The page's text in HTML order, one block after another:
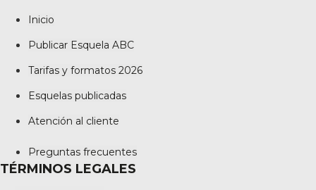
Inicio
Publicar Esquela ABC
Tarifas y formatos 2026
Esquelas publicadas
Atención al cliente
Preguntas frecuentes
TÉRMINOS LEGALES